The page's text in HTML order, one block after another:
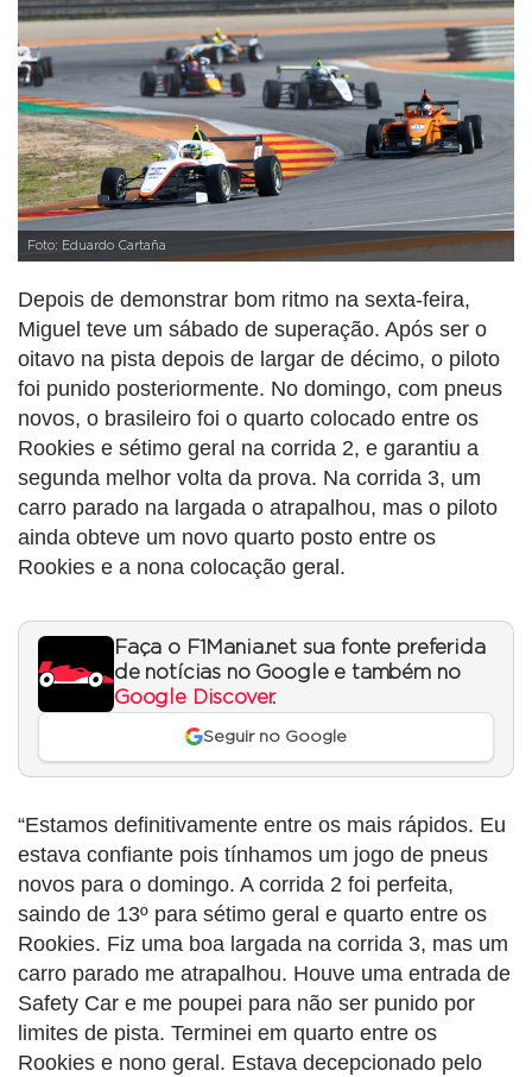
Foto: Eduardo Cartaña
Depois de demonstrar bom ritmo na sexta-feira,
Miguel teve um sábado de superação. Após ser o
oitavo na pista depois de largar de décimo, o piloto
foi punido posteriormente. No domingo, com pneus
novos, o brasileiro foi o quarto colocado entre os
Rookies e sétimo geral na corrida 2, e garantiu a
segunda melhor volta da prova. Na corrida 3, um
carro parado na largada o atrapalhou, mas o piloto
ainda obteve um novo quarto posto entre os
Rookies e a nona colocação geral.
Faça o F1Mania.net sua fonte preferida
de notícias no Google e também no
Google Discover.
Seguir no Google
“Estamos definitivamente entre os mais rápidos. Eu
estava confiante pois tínhamos um jogo de pneus
novos para o domingo. A corrida 2 foi perfeita,
saindo de 13º para sétimo geral e quarto entre os
Rookies. Fiz uma boa largada na corrida 3, mas um
carro parado me atrapalhou. Houve uma entrada de
Safety Car e me poupei para não ser punido por
limites de pista. Terminei em quarto entre os
Rookies e nono geral. Estava decepcionado pelo